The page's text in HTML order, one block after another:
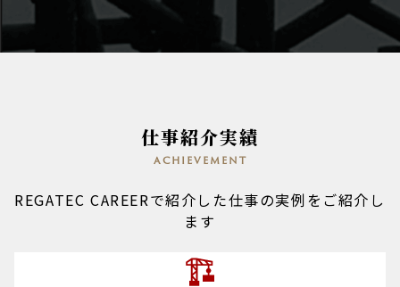
仕事紹介実績
achievement
REGATEC CAREERで紹介した仕事の実例をご紹介し
ます